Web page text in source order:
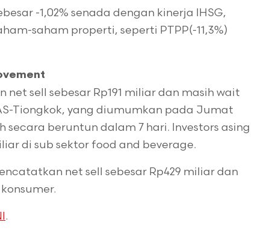
-1,02% senada dengan kinerja IHSG,
saham properti, seperti PTPP(-11,3%)
sell sebesar Rp191 miliar dan masih wait
Tiongkok, yang diumumkan pada Jumat
secara beruntun dalam 7 hari. Investors asing
di sub sektor food and beverage.
net sell sebesar Rp429 miliar dan
.